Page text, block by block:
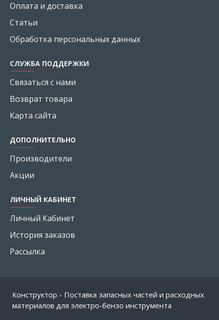
Оплата и доставка
Статьи
Обработка персональных данных
СЛУЖБА ПОДДЕРЖКИ
Связаться с нами
Возврат товара
Карта сайта
ДОПОЛНИТЕЛЬНО
Производители
Акции
ЛИЧНЫЙ КАБИНЕТ
Личный Кабинет
История заказов
Рассылка
Конструктор - Поставка запасных частей и расходных
материалов для электро-бензо инструмента